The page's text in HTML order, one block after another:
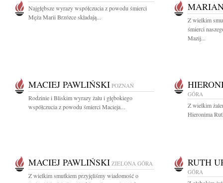
Najgłębsze wyrazy współczucia z powodu śmierci
Męża Marii Brzózce składają...
Z wielkim
śmierci
Mazij...
MACIEJ PAWLIŃSKI POZNAŃ
Rodzinie i Bliskim wyrazy żalu i głębokiego
współczucia z powodu śmierci Macieja...
GÓRA
Z wielkim
Hieronima
MACIEJ PAWLIŃSKI ZIELONA GÓRA
Z wielkim smutkiem przyjęliśmy wiadomość o
RUTH
GÓRA